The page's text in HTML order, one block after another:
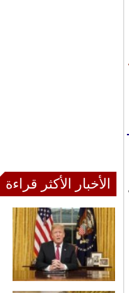
الإثنين ,20 تموز / يوليو GMT 10:41
2026
وفاة الموسيقار المصري هاني
الأخبار الأكثر قراءة